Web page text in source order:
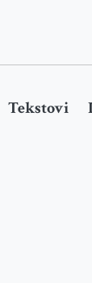
Tekstovi